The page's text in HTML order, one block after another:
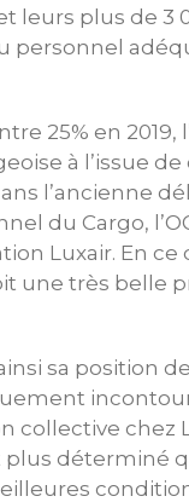
leurs plus de 3
personnel
25% en 2019,
à l’issue de
l’ancienne
du Cargo,
Luxair. En
une très belle
sa position
collective chez
plus déterminé